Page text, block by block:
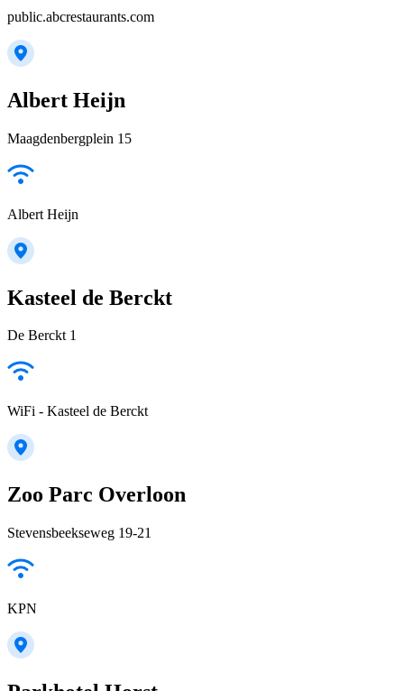
public.abcrestaurants.com
Albert Heijn
Maagdenbergplein 15
Albert Heijn
Kasteel de Berckt
De Berckt 1
WiFi - Kasteel de Berckt
Zoo Parc Overloon
Stevensbeekseweg 19-21
KPN